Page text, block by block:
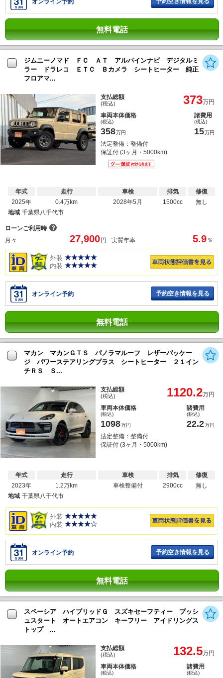
オンライン予約
無料電話
ジムニーノマド ＦＣ ＡＴ アルパインナビ デジタルミ
ラー ドラレコ ＥＴＣ Ｂカメラ シートヒーター 純正
フロアマ...
支払総額
(税込) 373万円
車両本体価格
(税込)
358万円
諸費用
(税込)
15万円
法定整備：整備付
保証付 (3ヶ月・5000km)
年式
2025年
走行
0.4万km
車検
2028年5月
排気
1500cc
修復
無し
地域 千葉県八千代市
ローンご利用時 ？
月々
27,900 円 実質年率 5.9 ％
外装
内装
オンライン予約 予約空き情報を見る
無料電話
マカン マカンＧＴＳ パノラマルーフ レザーパッケー
ジ パワーステアリングプラス シートヒーター ２１イン
チＲＳ Ｓ...
支払総額
(税込) 1120.2万円
車両本体価格
(税込)
1098万円
諸費用
(税込)
22.2万円
法定整備：整備付
保証付 (3ヶ月・5000km)
年式
2023年
走行
1.2万km
車検
車検整備付
排気
2900cc
修復
無し
地域 千葉県八千代市
外装
内装
オンライン予約 予約空き情報を見る
無料電話
スペーシア ハイブリッドＧ スズキセーフティー プッシ
ュスタート オートエアコン キーフリー アイドリングス
トップ ...
支払総額
(税込) 132.5万円
車両本体価格
(税込)
諸費用
(税込)